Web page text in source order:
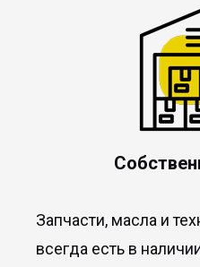
Запчасти, масла и
всегда есть в